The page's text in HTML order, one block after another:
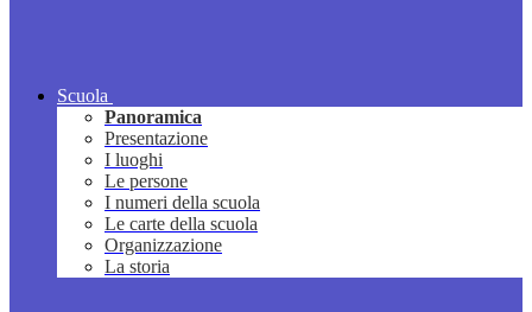
Scuola
Panoramica
Presentazione
I luoghi
Le persone
I numeri della scuola
Le carte della scuola
Organizzazione
La storia